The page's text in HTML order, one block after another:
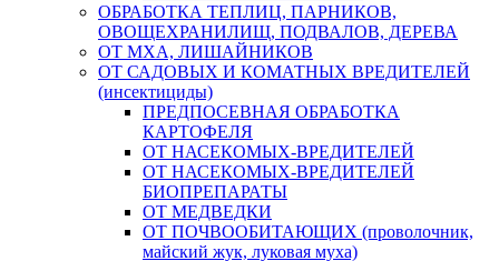
ОБРАБОТКА ТЕПЛИЦ, ПАРНИКОВ,
ОВОЩЕХРАНИЛИЩ, ПОДВАЛОВ, ДЕРЕВА
ОТ МХА, ЛИШАЙНИКОВ
ОТ САДОВЫХ И КОМАТНЫХ ВРЕДИТЕЛЕЙ
(инсектициды)
ПРЕДПОСЕВНАЯ ОБРАБОТКА
КАРТОФЕЛЯ
ОТ НАСЕКОМЫХ-ВРЕДИТЕЛЕЙ
ОТ НАСЕКОМЫХ-ВРЕДИТЕЛЕЙ
БИОПРЕПАРАТЫ
ОТ МЕДВЕДКИ
ОТ ПОЧВООБИТАЮЩИХ (проволочник,
майский жук, луковая муха)